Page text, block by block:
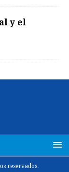
y el
reservados.